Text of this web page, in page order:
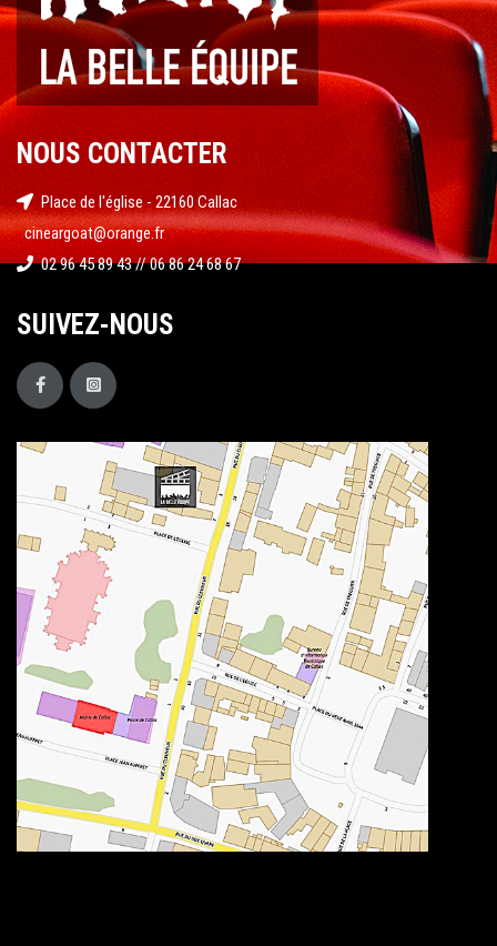
NOUS CONTACTER
Place de l'église - 22160 Callac
cineargoat@orange.fr
02 96 45 89 43 // 06 86 24 68 67
SUIVEZ-NOUS